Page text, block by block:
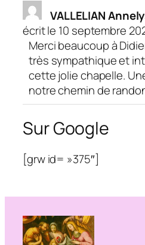
VALLELIAN
écrit le 10 septembre
Merci beaucoup à
très sympathique et
cette jolie chapelle.
notre chemin de
Sur Google
[grw id= »375″]